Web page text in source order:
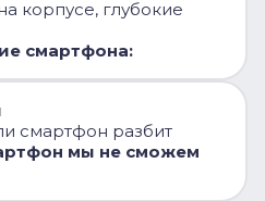
корпусе, глубокие
смартфона:
смартфон разбит
мы не сможем